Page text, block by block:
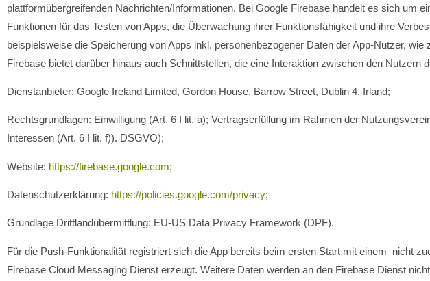
plattformübergreifenden Nachrichten/Informationen. Bei Google Firebase handelt es sich um
Funktionen für das Testen von Apps, die Überwachung ihrer Funktionsfähigkeit und ihre
beispielsweise die Speicherung von Apps inkl. personenbezogener Daten der App-Nutzer,
Firebase bietet darüber hinaus auch Schnittstellen, die eine Interaktion zwischen den
Dienstanbieter: Google Ireland Limited, Gordon House, Barrow Street, Dublin 4, Irland;
Rechtsgrundlagen: Einwilligung (Art. 6 I lit. a); Vertragserfüllung im Rahmen der
Interessen (Art. 6 I lit. f)). DSGVO);
Website: https://firebase.google.com;
Datenschutzerklärung: https://policies.google.com/privacy;
Grundlage Drittlandübermittlung: EU-US Data Privacy Framework (DPF).
Für die Push-Funktionalität registriert sich die App bereits beim ersten Start mit einem nicht
Firebase Cloud Messaging Dienst erzeugt. Weitere Daten werden an den Firebase Dienst